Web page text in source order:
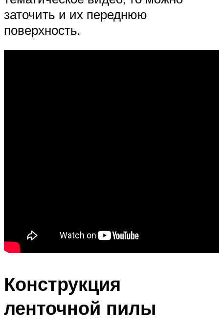
заточить и их переднюю
поверхность.
Конструкция
ленточной пилы